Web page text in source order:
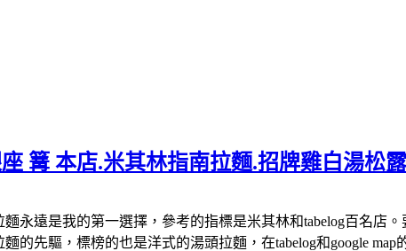
篝 本店.米其林指南拉麵.招牌雞白湯松
永遠是我的第一選擇，參考的指標是米其林和tabelog百名店
的先驅，標榜的也是洋式的湯頭拉麵，在tabelog和google